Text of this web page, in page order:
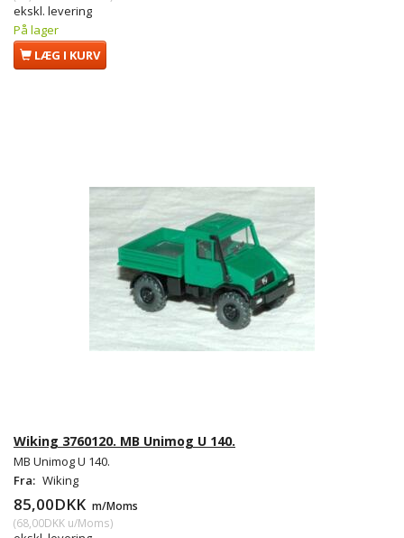
ekskl. levering
På lager
LÆG I KURV
Wiking 3760120. MB Unimog U 140.
MB Unimog U 140.
Fra: Wiking
85,00DKK m/Moms
(68,00DKK u/Moms)